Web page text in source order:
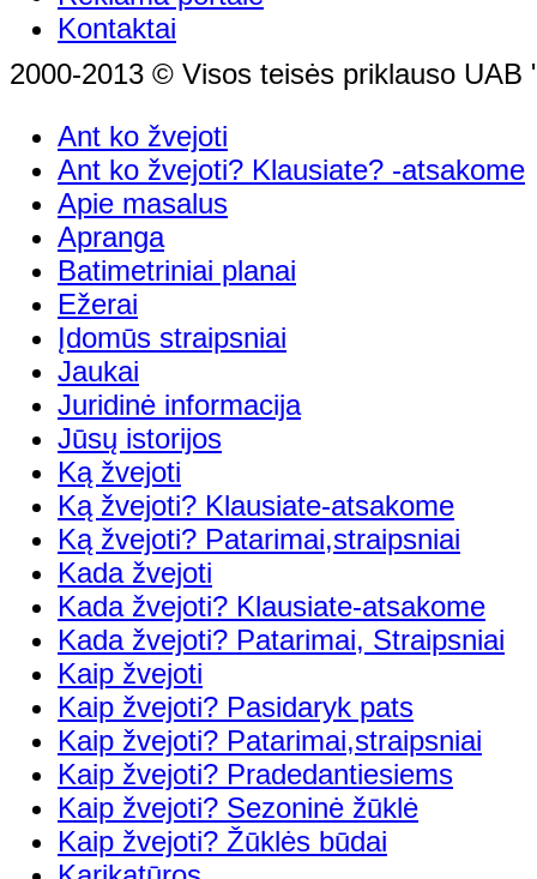
Kontaktai
2000-2013 © Visos teisės priklauso UAB
Ant ko žvejoti
Ant ko žvejoti? Klausiate? -atsakome
Apie masalus
Apranga
Batimetriniai planai
Ežerai
Įdomūs straipsniai
Jaukai
Juridinė informacija
Jūsų istorijos
Ką žvejoti
Ką žvejoti? Klausiate-atsakome
Ką žvejoti? Patarimai,straipsniai
Kada žvejoti
Kada žvejoti? Klausiate-atsakome
Kada žvejoti? Patarimai, Straipsniai
Kaip žvejoti
Kaip žvejoti? Pasidaryk pats
Kaip žvejoti? Patarimai,straipsniai
Kaip žvejoti? Pradedantiesiems
Kaip žvejoti? Sezoninė žūklė
Kaip žvejoti? Žūklės būdai